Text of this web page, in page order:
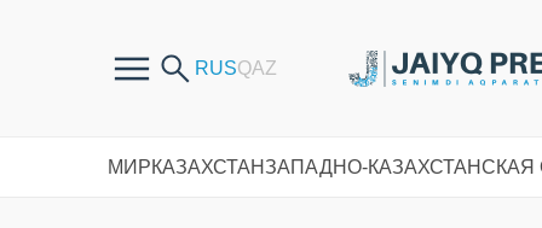
МИРКАЗАХСТАНЗАПАДНО-КАЗАХСТАНСКАЯ